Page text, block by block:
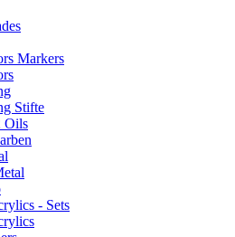
Markers
Stifte
Oils
- Sets